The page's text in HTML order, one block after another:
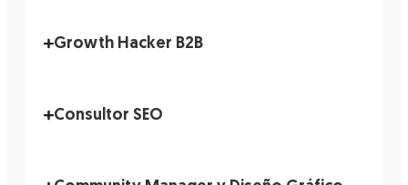
Growth Hacker B2B
Consultor SEO